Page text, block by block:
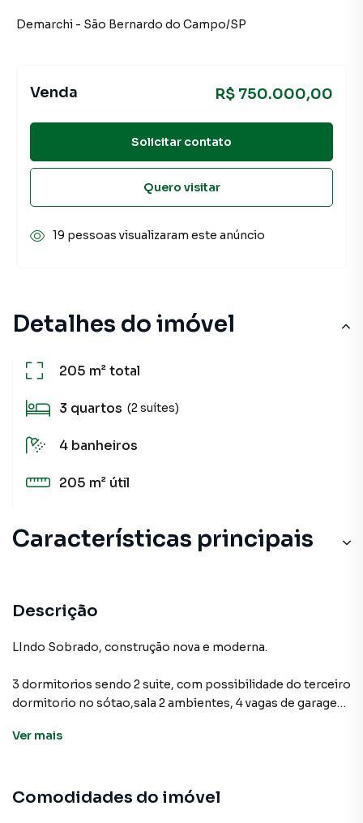
Detalhes do imóvel
205 m²total
3 quartos (2 suítes)
4 banheiros
205 m² útil
Características principais
Descrição
LIndo Sobrado, construção nova e moderna.
3 dormitorios sendo 2 suite, com possibilidade do terceiro
dormitorio no sótao,sala 2 ambientes, 4 vagas de garagem.
Moveis planejados
Impecável!!!!!
Ver mais
Comodidades do imóvel
Demarchi - São Bernardo do Campo/SP
Venda R$ 750.000,00
Solicitar contato
Quero visitar
19 pessoas visualizaram este anúncio